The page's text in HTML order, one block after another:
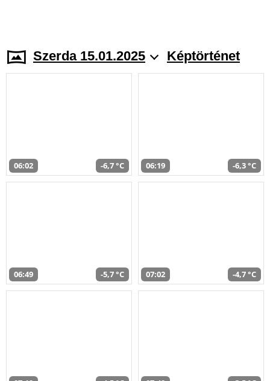
Szerda 15.01.2025 Képtörténet
06:02 -6,7 °C 06:19 -6,3 °C
06:49 -5,7 °C 07:02 -4,7 °C